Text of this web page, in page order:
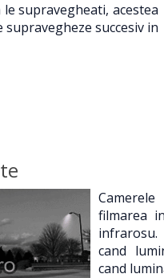
supravegheati, acestea
succesiv in
filmarea
cand
cand